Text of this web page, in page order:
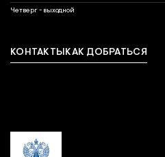
Четверг - выходной
КОНТАКТЫКАК ДОБРАТЬСЯ